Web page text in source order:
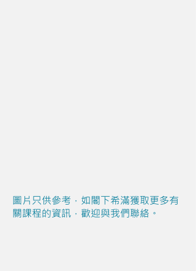
圖片只供參考，如閣下希滿獲取更多有
關課程的資訊，歡迎與我們聯絡。